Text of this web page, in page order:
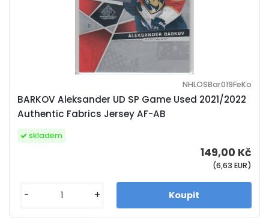
BARKOV Aleksander UD SP Game Used 2021/2022
Authentic Fabrics Jersey AF-AB
NHLOSBar019FeKo
149,00 Kč
(6,63 EUR)
skladem
- +